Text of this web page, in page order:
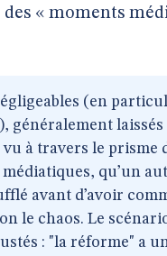
« moments
(en
généralement
à travers le prisme
qu’un
avant d’avoir
le chaos. Le
: "la réforme" a